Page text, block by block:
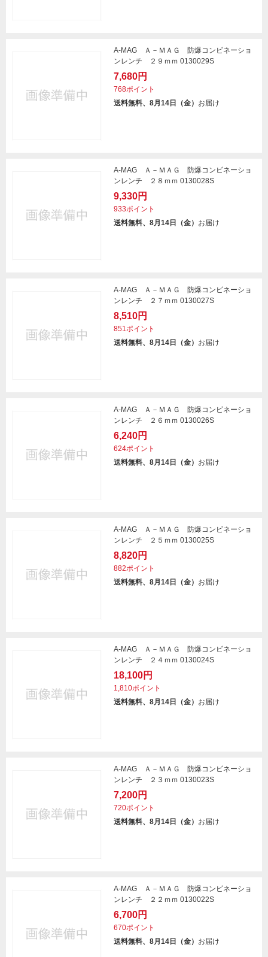
A-MAG Ａ－ＭＡＧ 防爆コンビネーショ
ンレンチ ２９ｍｍ 0130029S
7,680円
768ポイント
送料無料、8月14日（金） お届け
A-MAG Ａ－ＭＡＧ 防爆コンビネーショ
ンレンチ ２８ｍｍ 0130028S
9,330円
933ポイント
送料無料、8月14日（金） お届け
A-MAG Ａ－ＭＡＧ 防爆コンビネーショ
ンレンチ ２７ｍｍ 0130027S
8,510円
851ポイント
送料無料、8月14日（金） お届け
A-MAG Ａ－ＭＡＧ 防爆コンビネーショ
ンレンチ ２６ｍｍ 0130026S
6,240円
624ポイント
送料無料、8月14日（金） お届け
A-MAG Ａ－ＭＡＧ 防爆コンビネーショ
ンレンチ ２５ｍｍ 0130025S
8,820円
882ポイント
送料無料、8月14日（金） お届け
A-MAG Ａ－ＭＡＧ 防爆コンビネーショ
ンレンチ ２４ｍｍ 0130024S
18,100円
1,810ポイント
送料無料、8月14日（金） お届け
A-MAG Ａ－ＭＡＧ 防爆コンビネーショ
ンレンチ ２３ｍｍ 0130023S
7,200円
720ポイント
送料無料、8月14日（金） お届け
A-MAG Ａ－ＭＡＧ 防爆コンビネーショ
ンレンチ ２２ｍｍ 0130022S
6,700円
670ポイント
送料無料、8月14日（金） お届け